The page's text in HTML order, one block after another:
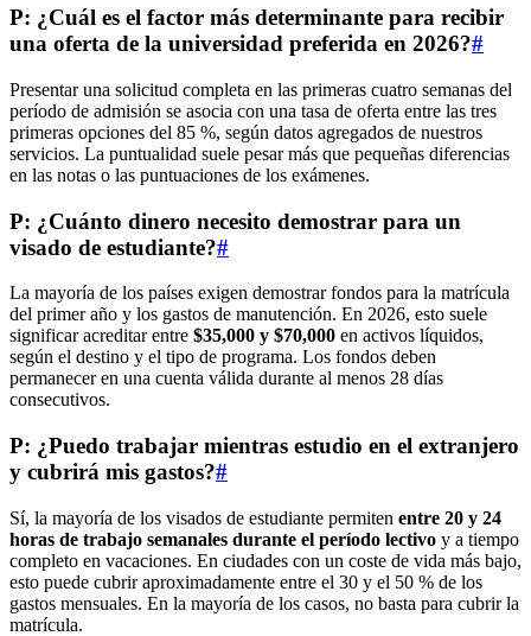
P: ¿Cuál es el factor más determinante para recibir
una oferta de la universidad preferida en 2026?#
Presentar una solicitud completa en las primeras cuatro semanas del
período de admisión se asocia con una tasa de oferta entre las tres
primeras opciones del 85 %, según datos agregados de nuestros
servicios. La puntualidad suele pesar más que pequeñas diferencias
en las notas o las puntuaciones de los exámenes.
P: ¿Cuánto dinero necesito demostrar para un
visado de estudiante?#
La mayoría de los países exigen demostrar fondos para la matrícula
del primer año y los gastos de manutención. En 2026, esto suele
significar acreditar entre $35,000 y $70,000 en activos líquidos,
según el destino y el tipo de programa. Los fondos deben
permanecer en una cuenta válida durante al menos 28 días
consecutivos.
P: ¿Puedo trabajar mientras estudio en el extranjero
y cubrirá mis gastos?#
Sí, la mayoría de los visados de estudiante permiten entre 20 y 24
horas de trabajo semanales durante el período lectivo y a tiempo
completo en vacaciones. En ciudades con un coste de vida más bajo,
esto puede cubrir aproximadamente entre el 30 y el 50 % de los
gastos mensuales. En la mayoría de los casos, no basta para cubrir la
matrícula.